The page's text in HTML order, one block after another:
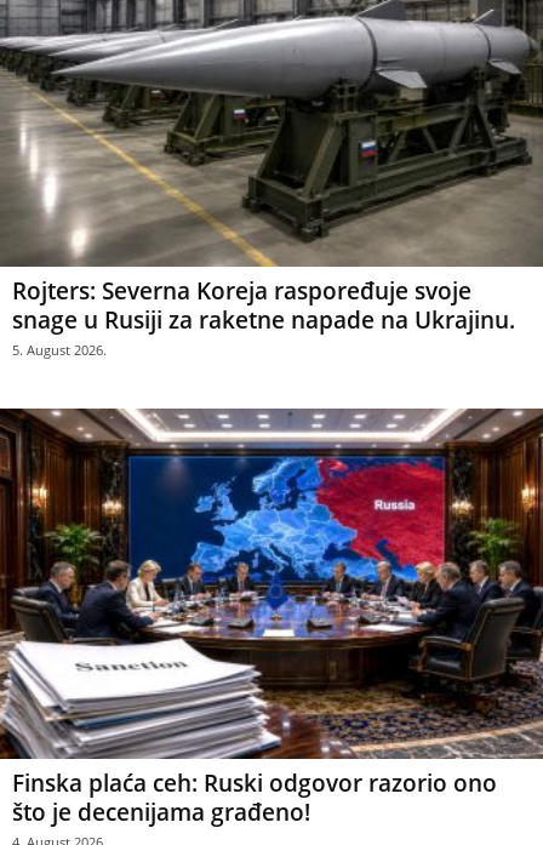
Rojters: Severna Koreja raspoređuje svoje
snage u Rusiji za raketne napade na Ukrajinu.
5. August 2026.
Finska plaća ceh: Ruski odgovor razorio ono
što je decenijama građeno!